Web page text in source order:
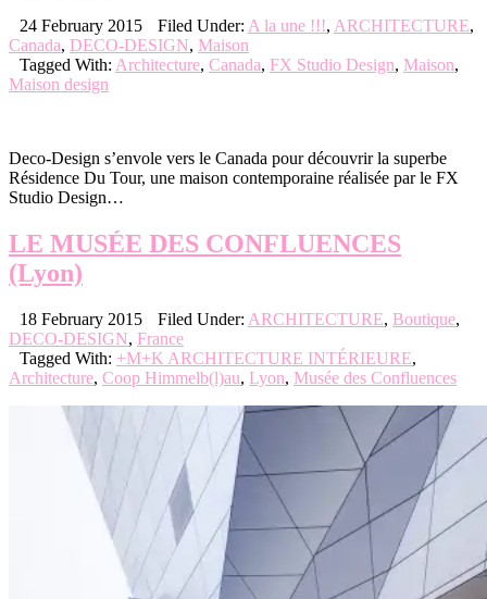
24 February 2015 Filed Under: A la une !!!, ARCHITECTURE,
Canada, DECO-DESIGN, Maison
Tagged With: Architecture, Canada, FX Studio Design, Maison,
Maison design
Deco-Design s’envole vers le Canada pour découvrir la superbe
Résidence Du Tour, une maison contemporaine réalisée par le FX
Studio Design…
LE MUSÉE DES CONFLUENCES
(Lyon)
18 February 2015 Filed Under: ARCHITECTURE, Boutique,
DECO-DESIGN, France
Tagged With: +M+K ARCHITECTURE INTÉRIEURE,
Architecture, Coop Himmelb(l)au, Lyon, Musée des Confluences